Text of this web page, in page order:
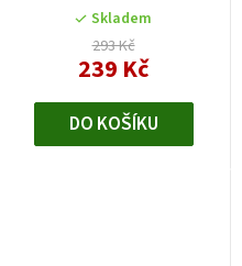
Skladem
293 Kč
239 Kč
DO KOŠÍKU